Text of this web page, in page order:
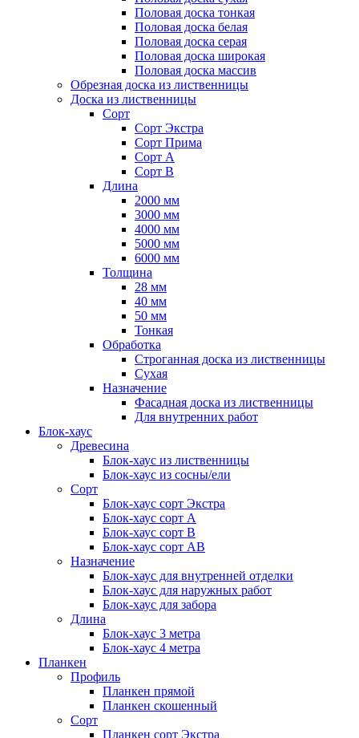
Половая доска тонкая
Половая доска белая
Половая доска серая
Половая доска широкая
Половая доска массив
Обрезная доска из лиственницы
Доска из лиственницы
Сорт
Сорт Экстра
Сорт Прима
Сорт А
Сорт B
Длина
2000 мм
3000 мм
4000 мм
5000 мм
6000 мм
Толщина
28 мм
40 мм
50 мм
Тонкая
Обработка
Строганная доска из лиственницы
Сухая
Назначение
Фасадная доска из лиственницы
Для внутренних работ
Блок-хаус
Древесина
Блок-хаус из лиственницы
Блок-хаус из сосны/ели
Сорт
Блок-хаус сорт Экстра
Блок-хаус сорт А
Блок-хаус сорт B
Блок-хаус сорт АВ
Назначение
Блок-хаус для внутренней отделки
Блок-хаус для наружных работ
Блок-хаус для забора
Длина
Блок-хаус 3 метра
Блок-хаус 4 метра
Планкен
Профиль
Планкен прямой
Планкен скошенный
Сорт
Планкен сорт Экстра